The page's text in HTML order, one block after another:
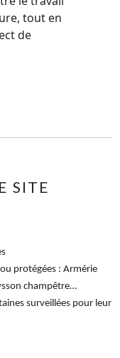
tout en
de
SITE
protégées : Armérie
champêtre…
surveillées pour leur